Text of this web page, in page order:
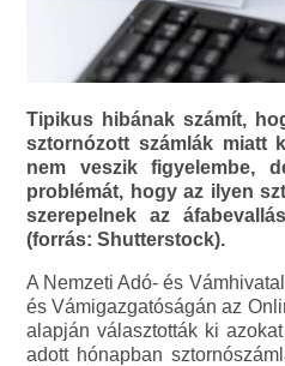
Tipikus hibának számít,
sztornózott számlák miatt
nem veszik figyelembe,
problémát, hogy az ilyen
szerepelnek az
(forrás: Shutterstock).
A Nemzeti Adó- és
és Vámigazgatóságán az
alapján választották ki
adott hónapban